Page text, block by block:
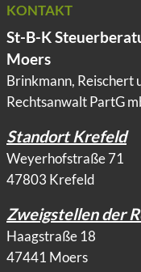
KONTAKT
St-B-K
Moers
Brinkmann, Reischert
Rechtsanwalt PartG
Standort Krefeld
Weyerhofstraße 71
47803 Krefeld
Zweigstellen der
Haagstraße 18
47441 Moers